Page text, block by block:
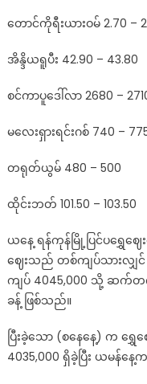
တောင်ကိုရီးယားဝမ် 2.70 –
အိန္ဒိယရူပီး 42.90 – 43.80
စင်ကာပူဒေါ်လာ 2680 –
မလေးရှားရင်းဂစ် 740 –
တရုတ်ယွမ် 480 – 500
ထိုင်းဘတ် 101.50 – 103.50
ယနေ့ ရန်ကုန်မြို့ပြင်ပရွှေဈ
ဈေးသည် တစ်ကျပ်သားလျှင်
ကျပ် 4045,000 သို့ ဆက်တ
ခန့် ဖြစ်သည်။
ပြီးခဲ့သော (စနေနေ့) က ရွှ
4035,000 ရှိခဲ့ပြီး ယမန်​